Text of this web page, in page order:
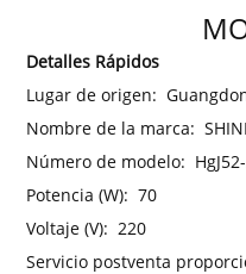
Detalles Rápidos
Lugar de origen:
Nombre de la marca:
Número de modelo:
Potencia (W): 70
Voltaje (V): 220
Servicio postventa